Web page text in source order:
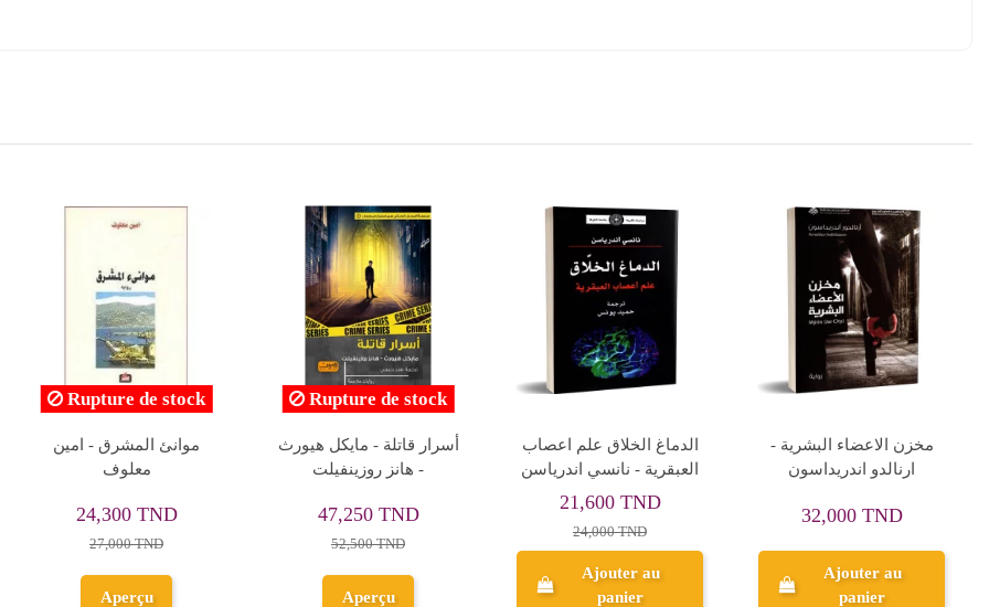
Rupture de stock
موانئ المشرق - امين
معلوف
24,300 TND
27,000 TND
Aperçu
Rupture de stock
أسرار قاتلة - مايكل هيورث
- هانز روزينفيلت
47,250 TND
52,500 TND
Aperçu
الدماغ الخلاق علم اعصاب
العبقرية - نانسي اندرياسن
21,600 TND
24,000 TND
Ajouter au
panier
مخزن الاعضاء البشرية -
ارنالدو اندريداسون
32,000 TND
Ajouter au
panier